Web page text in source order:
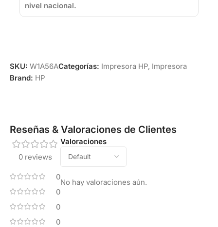
nivel nacional.
SKU: W1A56ACategorías: Impresora HP, Impresora
Brand: HP
Reseñas & Valoraciones de Clientes
0 reviews
0
0
0
0
Valoraciones
No hay valoraciones aún.